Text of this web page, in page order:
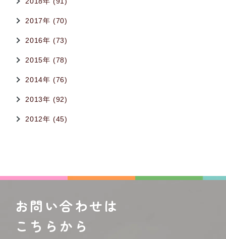
2017年 (70)
2016年 (73)
2015年 (78)
2014年 (76)
2013年 (92)
2012年 (45)
お問い合わせは
こちらから